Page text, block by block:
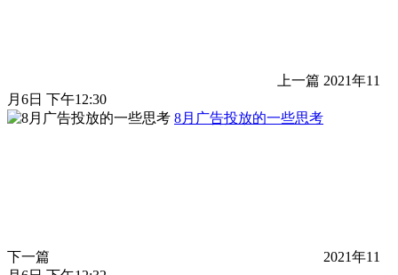
上一篇 2021年11
月6日 下午12:30
8月广告投放的一些思考
下一篇
2021年11